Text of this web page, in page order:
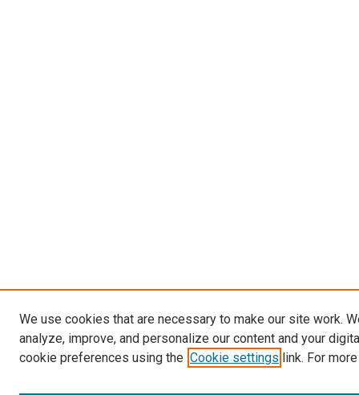
We use cookies that are necessary to make our site work.
analyze, improve, and personalize our content and your
cookie preferences using the Cookie settings link. For